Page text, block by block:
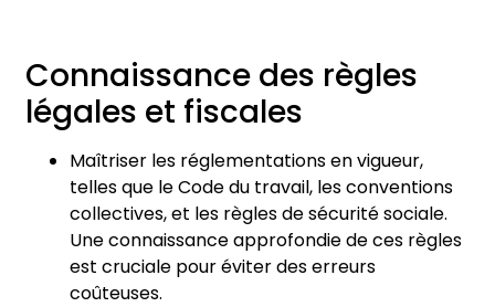
Connaissance des règles
légales et fiscales
Maîtriser les réglementations en vigueur,
telles que le Code du travail, les conventions
collectives, et les règles de sécurité sociale.
Une connaissance approfondie de ces règles
est cruciale pour éviter des erreurs
coûteuses.